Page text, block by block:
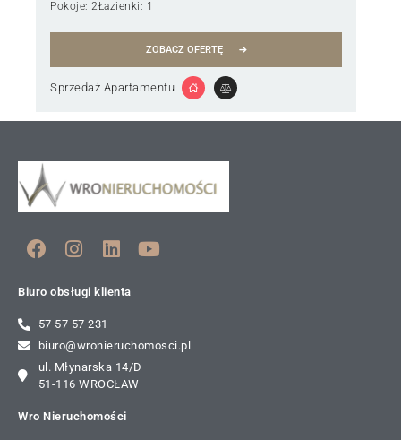
Pokoje: 2Łazienki: 1
ZOBACZ OFERTĘ
Sprzedaż Apartamentu
Biuro obsługi klienta
57 57 57 231
biuro@wronieruchomosci.pl
ul. Młynarska 14/D
51-116 WROCŁAW
Wro Nieruchomości